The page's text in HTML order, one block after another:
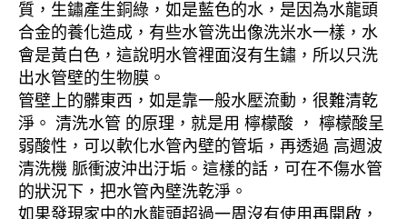
質，生鏽產生銅綠，如是藍色的水，是因為水龍頭
合金的養化造成，有些水管洗出像洗米水一樣，水
會是黃白色，這說明水管裡面沒有生鏽，所以只洗
出水管壁的生物膜。
管壁上的髒東西，如是靠一般水壓流動，很難清乾
淨。 清洗水管 的原理，就是用 檸檬酸 ， 檸檬酸呈
弱酸性，可以軟化水管內壁的管垢，再透過 高週波
清洗機 脈衝波沖出汙垢。這樣的話，可在不傷水管
的狀況下，把水管內壁洗乾淨。
如果發現家中的水龍頭超過一周沒有使用再開啟，